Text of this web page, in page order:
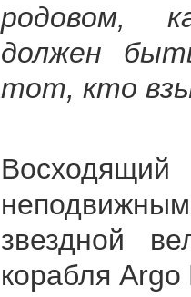
родовом,
должен
тот, кто
звездной
корабляArgo